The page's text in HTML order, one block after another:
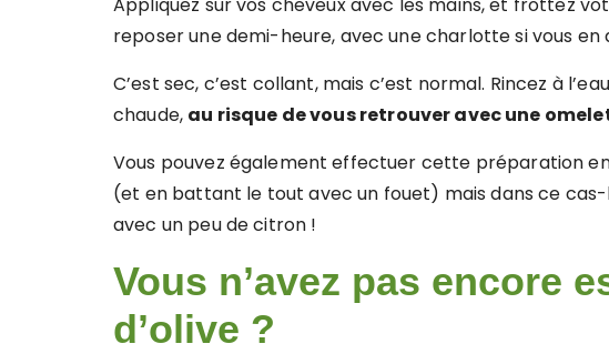
Appliquez sur vos cheveux avec les mains, et frottez
reposer une demi-heure, avec une charlotte si vous en
C’est sec, c’est collant, mais c’est normal. Rincez à
chaude, au risque de vous retrouver avec une
Vous pouvez également effectuer cette préparation en
(et en battant le tout avec un fouet) mais dans ce cas-
avec un peu de citron !
Vous n’avez pas encore
d’olive ?